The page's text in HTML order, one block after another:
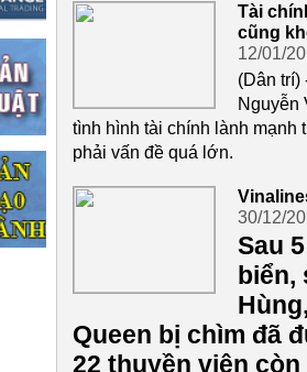
Tài
cũng
12/01/
(Dân
Nguyễn
tình hình tài chính lành mạnh
phải vấn đề quá lớn.
30/12/
Sau
biển,
Queen bị chìm đã
22 thuyền viên